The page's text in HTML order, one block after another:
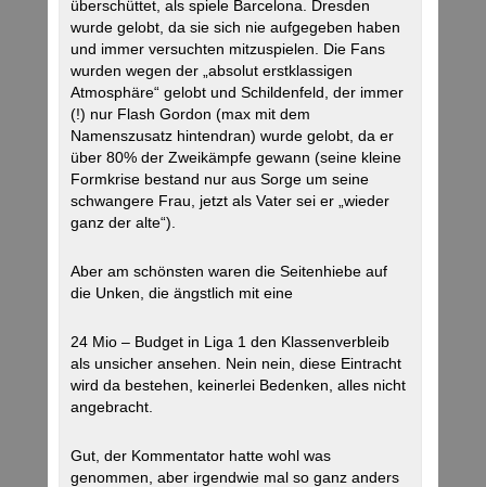
überschüttet, als spiele Barcelona. Dresden
wurde gelobt, da sie sich nie aufgegeben haben
und immer versuchten mitzuspielen. Die Fans
wurden wegen der „absolut erstklassigen
Atmosphäre“ gelobt und Schildenfeld, der immer
(!) nur Flash Gordon (max mit dem
Namenszusatz hintendran) wurde gelobt, da er
über 80% der Zweikämpfe gewann (seine kleine
Formkrise bestand nur aus Sorge um seine
schwangere Frau, jetzt als Vater sei er „wieder
ganz der alte“).
Aber am schönsten waren die Seitenhiebe auf
die Unken, die ängstlich mit eine
24 Mio – Budget in Liga 1 den Klassenverbleib
als unsicher ansehen. Nein nein, diese Eintracht
wird da bestehen, keinerlei Bedenken, alles nicht
angebracht.
Gut, der Kommentator hatte wohl was
genommen, aber irgendwie mal so ganz anders